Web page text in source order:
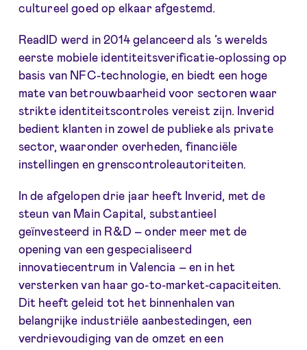
cultureel goed op elkaar afgestemd.
ReadID werd in 2014 gelanceerd als ’s werelds
eerste mobiele identiteitsverificatie-oplossing op
basis van NFC-technologie, en biedt een hoge
mate van betrouwbaarheid voor sectoren waar
strikte identiteitscontroles vereist zijn. Inverid
bedient klanten in zowel de publieke als private
sector, waaronder overheden, financiële
instellingen en grenscontroleautoriteiten.
In de afgelopen drie jaar heeft Inverid, met de
steun van Main Capital, substantieel
geïnvesteerd in R&D – onder meer met de
opening van een gespecialiseerd
innovatiecentrum in Valencia – en in het
versterken van haar go-to-market-capaciteiten.
Dit heeft geleid tot het binnenhalen van
belangrijke industriële aanbestedingen, een
verdrievoudiging van de omzet en een